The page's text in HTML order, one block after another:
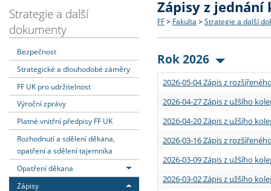
Dozvědět se více
Struktura a historie
Strategie a další
Podpora a benefity pro
Absolventi fakulty
Podat přihlášku
Co studovat a jak se
Učitelské studijní
Informace k průběhu
Dozvědět se více
Bakalářské a magisterské
Doktorské studium
Rigorózní řízení
Dozvědět se více
O vědě a výzkumu na FF
Akademické kvalifikace
Granty a projekty
Dozvědět se více
Aktuální nabídky a
Vyjíždějící studenti
Přijíždějící studenti
Vyjíždějící zaměstnanci
Strategie a další
dokumenty
Bezpečnost
Strategické a dlouhodobé záměry
FF UK pro udržitelnost
Výroční zprávy
Platné vnitřní předpisy FF UK
Rozhodnutí a sdělení děkana,
opatření a sdělení tajemníka
Opatření děkana
Zápisy
Zápisy z jednání
FF > Fakulta > Strategie a další
Rok 2026
2026-05-04 Zápis z
2026-04-27 Zápis z užšího
2026-04-20 Zápis z užšího
2026-03-16 Zápis z
2026-03-09 Zápis z užšího
2026-03-02 Zápis z užšího